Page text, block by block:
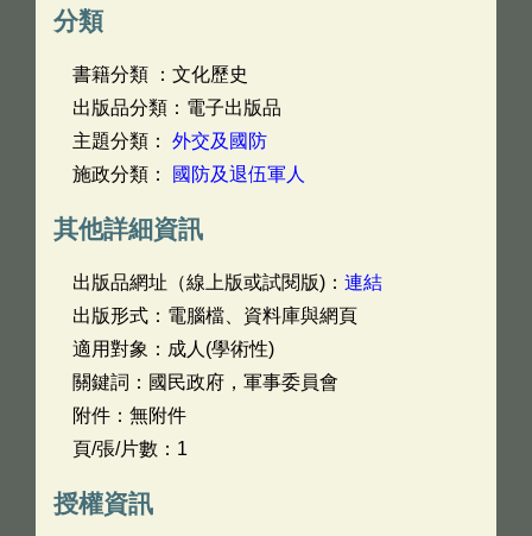
分類
書籍分類 ：文化歷史
出版品分類：電子出版品
主題分類： 外交及國防
施政分類：
國防及退伍軍人
其他詳細資訊
出版品網址（線上版或試閱版)： 連結
出版形式：電腦檔、資料庫與網頁
適用對象：成人(學術性)
關鍵詞：國民政府，軍事委員會
附件：無附件
頁/張/片數：1
授權資訊